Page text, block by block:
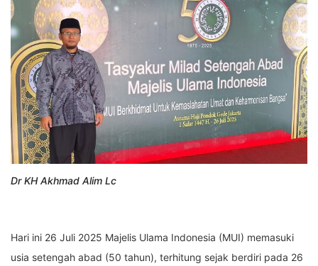
Dr KH Akhmad Alim Lc
Hari ini 26 Juli 2025 Majelis Ulama Indonesia (MUI) memasuki
usia setengah abad (50 tahun), terhitung sejak berdiri pada 26